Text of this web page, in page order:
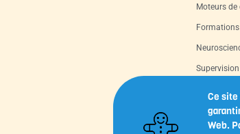
Moteurs
Capsules-
Ce
Web.